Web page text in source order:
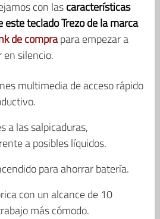
con lascaracterísticas
teclado Trezo de la marca
de comprapara empezar a
silencio.
multimedia de acceso rápido
a las salpicaduras,
a posibles líquidos.
para ahorrar batería.
con un alcance de 10
más cómodo.